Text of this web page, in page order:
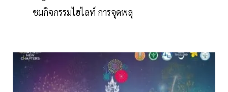
ชมกิจกรรมไฮไลท์ การจุดพลุ